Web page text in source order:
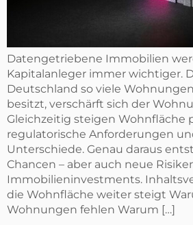
Datengetriebene Immobilien
Kapitalanleger immer wichtiger.
Deutschland so viele
besitzt, verschärft sich der
Gleichzeitig steigen Wohnfläche
regulatorische Anforderungen
Unterschiede. Genau daraus
Chancen – aber auch neue
Immobilieninvestments.
die Wohnfläche weiter steigt
Wohnungen fehlen Warum […]